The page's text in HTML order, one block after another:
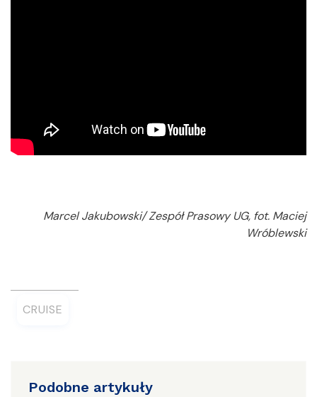
Marcel Jakubowski/ Zespół Prasowy UG, fot. Maciej
Wróblewski
CRUISE
Podobne artykuły